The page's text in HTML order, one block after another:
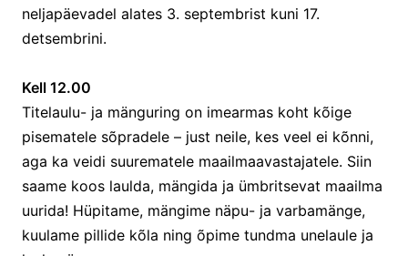
neljapäevadel alates 3. septembrist kuni 17.
detsembrini.
Kell 12.00
Titelaulu- ja mänguring on imearmas koht kõige
pisematele sõpradele – just neile, kes veel ei kõnni,
aga ka veidi suurematele maailmaavastajatele. Siin
saame koos laulda, mängida ja ümbritsevat maailma
uurida! Hüpitame, mängime näpu- ja varbamänge,
kuulame pillide kõla ning õpime tundma unelaule ja